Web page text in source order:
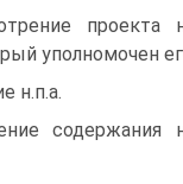
проекта
уполномочен
н.п.а.
содержания